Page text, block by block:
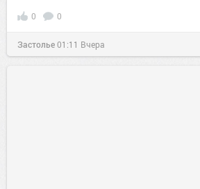
0 0
Застолье01:11 Вчера